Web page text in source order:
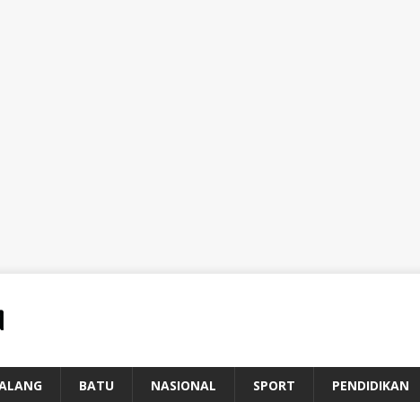
BATU NASIONAL SPORT PENDIDIKAN